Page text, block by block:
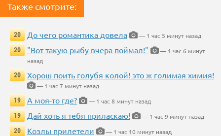
Также смотрите:
20 До чего романтика довела
— 1 час 5 минут назад
20
"Вот такую рыбу вчера поймал!"
— 1 час 6 минут
назад
20
Хорош поить голубя колой! это ж голимая химия!
— 1 час 7 минут назад
19
А моя-то где?
— 1 час 8 минут назад
19
Дай хоть я тебя приласкаю!
— 1 час 9 минут назад
20
Козлы прилетели
— 1 час 10 минут назад